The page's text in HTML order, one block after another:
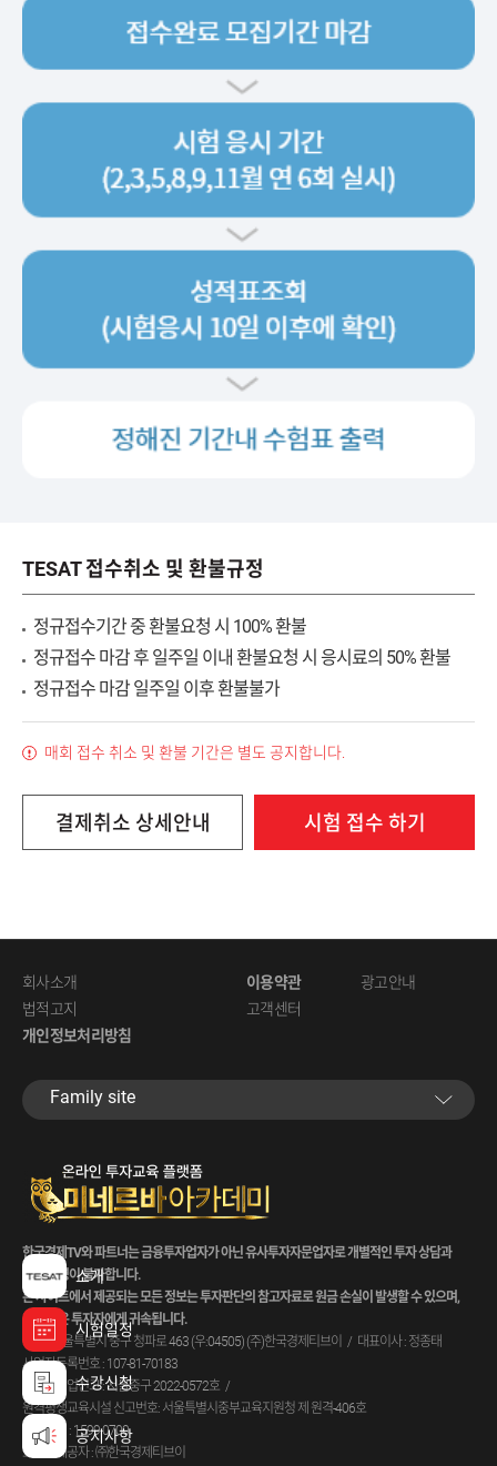
TESAT 접수취소 및 환불규정
정규접수기간 중 환불요청 시 100% 환불
정규접수 마감 후 일주일 이내 환불요청 시 응시료의 50% 환불
정규접수 마감 일주일 이후 환불불가
매회 접수 취소 및 환불 기간은 별도 공지합니다.
결제취소 상세안내 시험 접수 하기
소개
시험일정
수강신청
공지사항
회사소개
법적고지
개인정보처리방침
이용약관
고객센터
광고안내
Family site
한국경제TV와 파트너는 금융투자업자가 아닌 유사투자자문업자로 개별적인 투자 상담과
자금 운영이 불가합니다.
본 사이트에서 제공되는 모든 정보는 투자판단의 참고자료로 원금 손실이 발생할 수 있으며,
그 손실은 투자자에게 귀속됩니다.
주소 : 서울특별시 중구 청파로 463 (우:04505) (주)한국경제티브이
대표이사 : 정종태
사업자등록번호 : 107-81-70183
통신판매업신고 : 서울중구 2022-0572호
원격평생교육시설 신고번호: 서울특별시중부교육지원청 제 원격-406호
고객센터 : 1599-0700
호스팅제공자 : ㈜한국경제티브이